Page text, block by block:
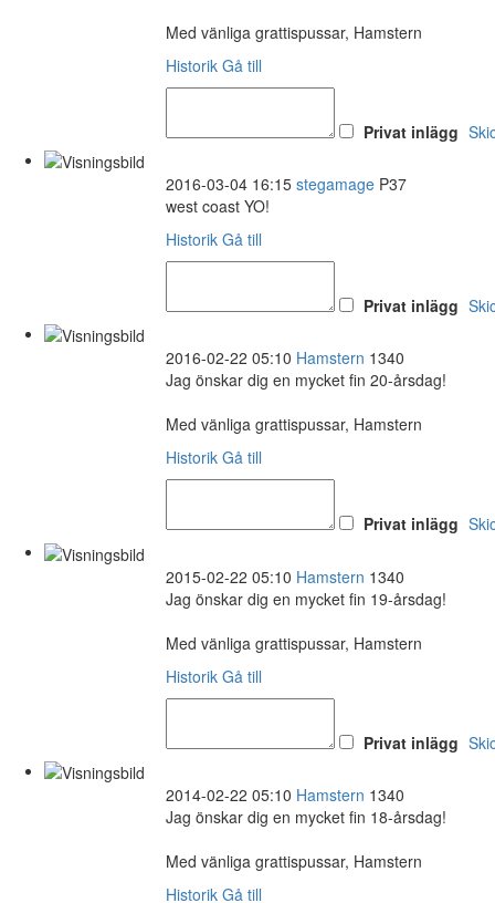
Med vänliga grattispussar, Hamstern
Historik Gå till
Privat inlägg
2016-03-04 16:15 stegamage P37
west coast YO!
Historik Gå till
Privat inlägg
2016-02-22 05:10 Hamstern 1340
Jag önskar dig en mycket fin 20-årsdag!
Med vänliga grattispussar, Hamstern
Historik Gå till
Privat inlägg
2015-02-22 05:10 Hamstern 1340
Jag önskar dig en mycket fin 19-årsdag!
Med vänliga grattispussar, Hamstern
Historik Gå till
Privat inlägg
2014-02-22 05:10 Hamstern 1340
Jag önskar dig en mycket fin 18-årsdag!
Med vänliga grattispussar, Hamstern
Historik Gå till